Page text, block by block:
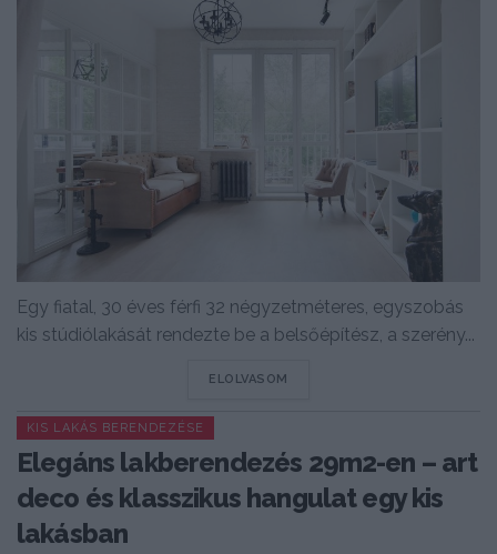
Egy fiatal, 30 éves férfi 32 négyzetméteres, egyszobás
kis stúdiólakását rendezte be a belsőépítész, a szerény...
ELOLVASOM
KIS LAKÁS BERENDEZÉSE
Elegáns lakberendezés 29m2-en – art
deco és klasszikus hangulat egy kis
lakásban